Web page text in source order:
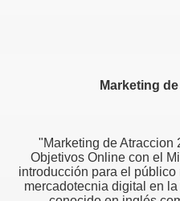
Marketing
"Marketing de Atraccion
Objetivos Online con el
introducción para el
mercadotecnia digital en